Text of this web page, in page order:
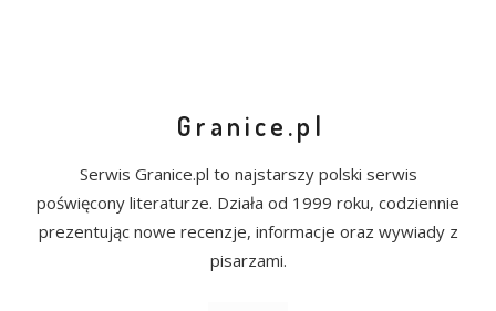
Granice.pl
Serwis Granice.pl to najstarszy polski serwis
poświęcony literaturze. Działa od 1999 roku, codziennie
prezentując nowe recenzje, informacje oraz wywiady z
pisarzami.